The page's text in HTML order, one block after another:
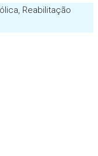
Reabilitação